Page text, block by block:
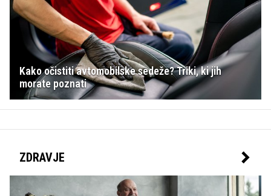
Kako očistiti avtomobilske sedeže? Triki, ki jih
morate poznati
ZDRAVJE